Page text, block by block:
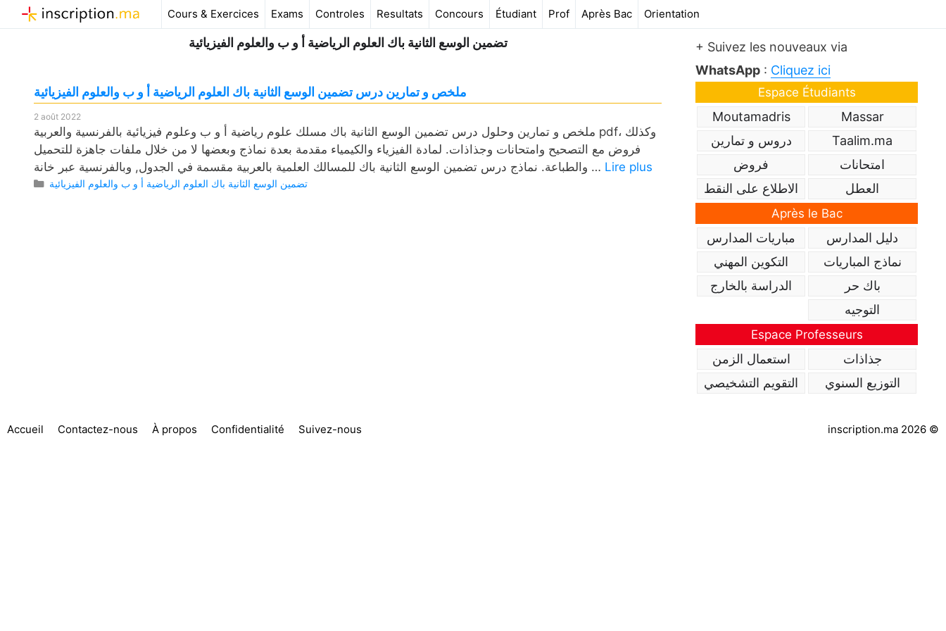
au
Cours & Exercices Exams Controles Resultats Concours Étudiant Prof Après Bac Orientation
تضمين الوسع الثانية باك العلوم الرياضية أ و ب والعلوم الفيزيائية
ملخص و تمارين درس تضمين الوسع الثانية باك العلوم الرياضية أ و ب والعلوم الفيزيائية
2 août 2022
ملخص و تمارين وحلول درس تضمين الوسع الثانية باك مسلك علوم رياضية أ و ب وعلوم فيزيائية بالفرنسية والعربية pdf، وكذلك
فروض مع التصحيح وامتحانات وجذاذات. لمادة الفيزياء والكيمياء مقدمة بعدة نماذج وبعضها لا من خلال ملفات جاهزة للتحميل
والطباعة. نماذج درس تضمين الوسع الثانية باك للمسالك العلمية بالعربية مقسمة في الجدول, وبالفرنسية عبر خانة … Lire plus
Catégories
تضمين الوسع الثانية باك العلوم الرياضية أ و ب والعلوم الفيزيائية
+ Suivez les nouveaux via
WhatsApp : Cliquez ici
Espace Étudiants
Massar
Moutamadris
Taalim.ma
دروس و تمارين
امتحانات
فروض
العطل
الاطلاع على النقط
Après le Bac
دليل المدارس
مباريات المدارس
نماذج المباريات
التكوين المهني
باك حر
الدراسة بالخارج
التوجيه
Espace Professeurs
جذاذات
استعمال الزمن
التوزيع السنوي
التقويم التشخيصي
Accueil Contactez-nous À propos Confidentialité Suivez-nous inscription.ma 2026 ©